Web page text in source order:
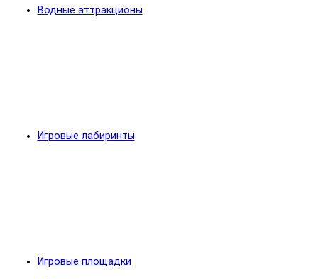
Водные аттракционы
Игровые лабиринты
Игровые площадки